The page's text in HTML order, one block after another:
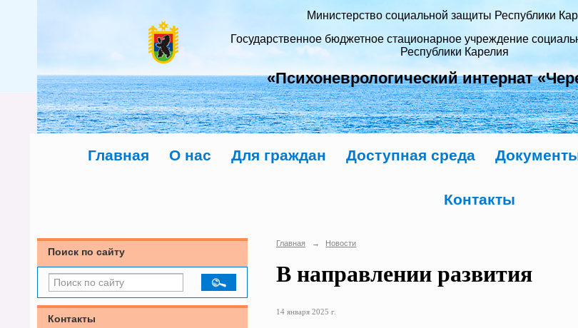
Министерство социальной защиты Республики
Государственное бюджетное стационарное учреждение
Республики Карелия
«Психоневрологический интернат
Главная О нас Для граждан Доступная среда
Контакты
Поиск по сайту
Контакты
Главная → Новости
В направлении развития
14 января 2025 г.